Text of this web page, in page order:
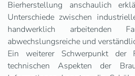
Bierherstellung anschaulich
Unterschiede zwischen
handwerklich arbeitenden
abwechslungsreiche und
Ein weiterer Schwerpunkt
technischen Aspekten der